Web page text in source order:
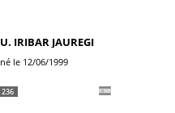
U. IRIBAR JAUREGI
né le 12/06/1999
236